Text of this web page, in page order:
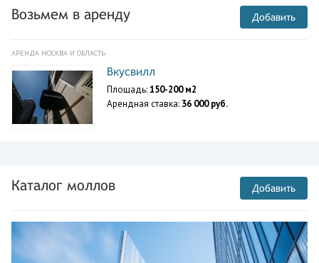
Возьмем в аренду Добавить
АРЕНДА МОСКВА И ОБЛАСТЬ
Вкусвилл
Площадь:150-200 м2
Арендная ставка: 36 000 руб.
Каталог моллов Добавить